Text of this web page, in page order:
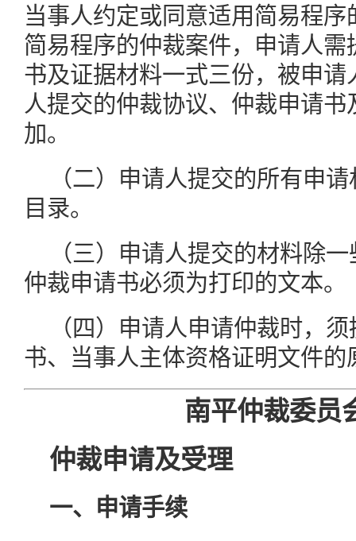
当事人约定或同意适用简易程
简易程序的仲裁案件，申请人
书及证据材料一式三份，被申
人提交的仲裁协议、仲裁申请
加。
（二）申请人提交的所有申
目录。
（三）申请人提交的材料除
仲裁申请书必须为打印的文本。
（四）申请人申请仲裁时，
书、当事人主体资格证明文件
南平仲裁委员
仲裁申请及受理
一、申请手续